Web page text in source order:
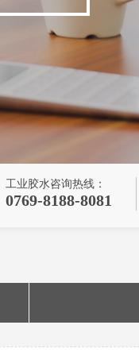
工业胶水咨询热线：
0769-8188-8081